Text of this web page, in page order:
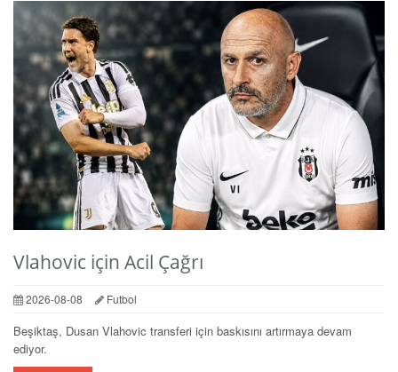
Vlahovic için Acil Çağrı
2026-08-08 Futbol
Beşiktaş, Dusan Vlahovic transferi için baskısını artırmaya devam
ediyor.